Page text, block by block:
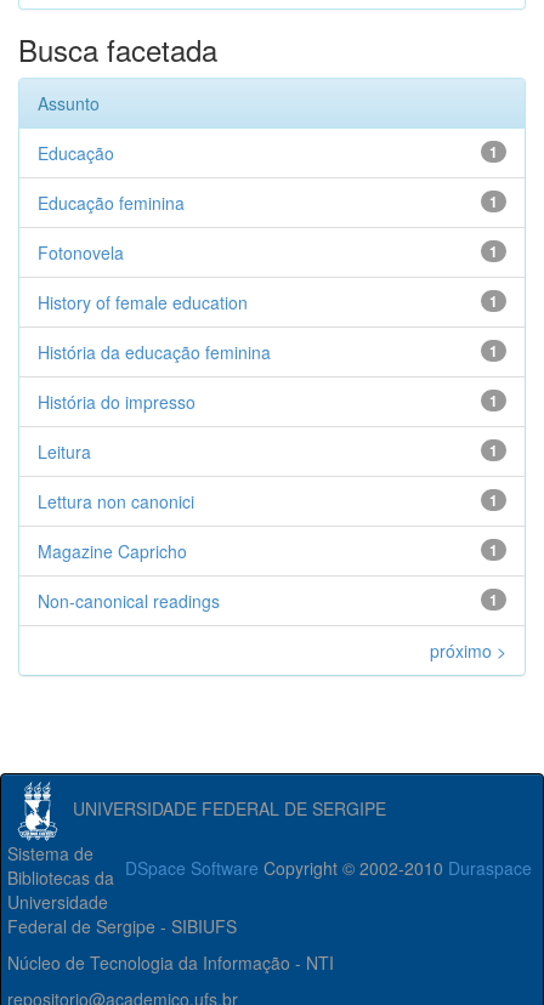
Busca facetada
Assunto
1
Educação
1
Educação feminina
1
Fotonovela
1
History of female education
1
História da educação feminina
1
História do impresso
1
Leitura
1
Lettura non canonici
1
Magazine Capricho
1
Non-canonical readings
próximo >
UNIVERSIDADE FEDERAL DE SERGIPE
DSpace Software Copyright © 2002-2010 Duraspace
Sistema de
Bibliotecas da
Universidade
Federal de Sergipe - SIBIUFS
Núcleo de Tecnologia da Informação - NTI
repositorio@academico.ufs.br